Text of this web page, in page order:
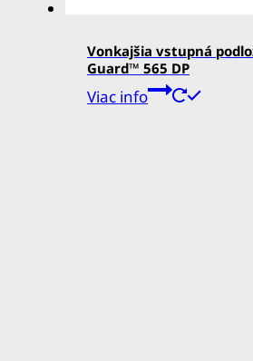
Vonkajšia vstupná
Guard™ 565 DP
Viac info